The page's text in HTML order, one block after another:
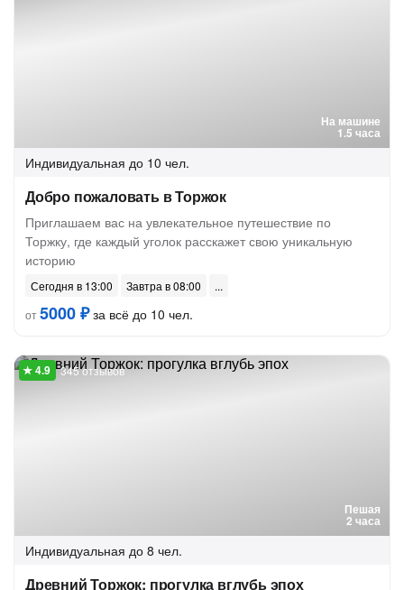
На машине
1.5 часа
Индивидуальная до 10 чел.
Добро пожаловать в Торжок
Приглашаем вас на увлекательное путешествие по
Торжку, где каждый уголок расскажет свою уникальную
историю
Сегодня в 13:00
Завтра в 08:00
от5000 ₽за всё до 10 чел.
Пешая
2 часа
345 отзывов
Индивидуальная до 8 чел.
Древний Торжок: прогулка вглубь эпох